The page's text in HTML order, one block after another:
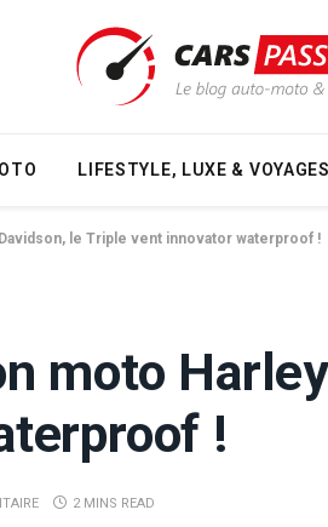
LIFESTYLE, LUXE & VOYAGES
le Triple vent innovator waterproof !
moto
!
2 MINS READ